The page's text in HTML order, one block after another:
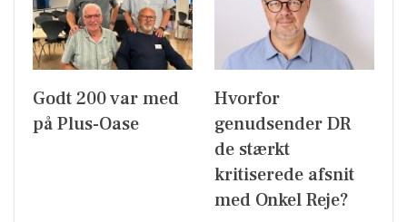
Godt 200 var med
på Plus-Oase
Hvorfor
genudsender DR
de stærkt
kritiserede afsnit
med Onkel Reje?